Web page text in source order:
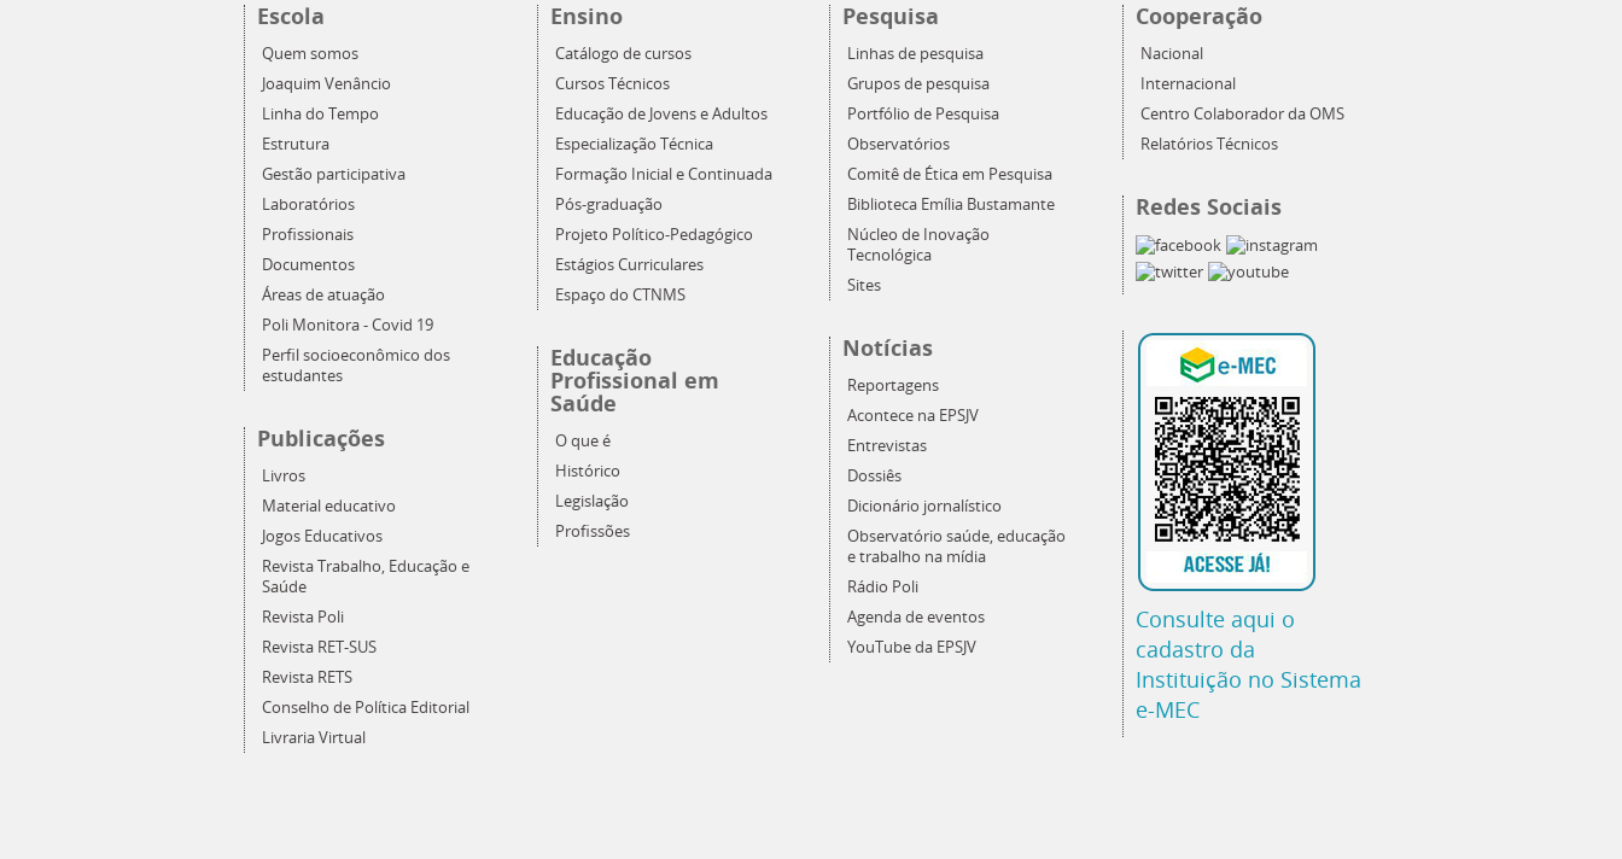
Escola
Quem somos
Joaquim Venâncio
Linha do Tempo
Estrutura
Gestão participativa
Laboratórios
Profissionais
Documentos
Áreas de atuação
Poli Monitora - Covid 19
Perfil socioeconômico dos
estudantes
Publicações
Livros
Material educativo
Jogos Educativos
Revista Trabalho, Educação e
Saúde
Revista Poli
Revista RET-SUS
Revista RETS
Conselho de Política Editorial
Livraria Virtual
Ensino
Catálogo de cursos
Cursos Técnicos
Educação de Jovens e Adultos
Especialização Técnica
Formação Inicial e Continuada
Pós-graduação
Projeto Político-Pedagógico
Estágios Curriculares
Espaço do CTNMS
Educação
Profissional em
Saúde
O que é
Histórico
Legislação
Profissões
Pesquisa
Linhas de pesquisa
Grupos de pesquisa
Portfólio de Pesquisa
Observatórios
Comitê de Ética em Pesquisa
Biblioteca Emília Bustamante
Núcleo de Inovação
Tecnológica
Sites
Notícias
Reportagens
Acontece na EPSJV
Entrevistas
Dossiês
Dicionário jornalístico
Observatório saúde, educação
e trabalho na mídia
Rádio Poli
Agenda de eventos
YouTube da EPSJV
Cooperação
Nacional
Internacional
Centro Colaborador da OMS
Relatórios Técnicos
Redes Sociais
Consulte aqui o
cadastro da
Instituição no Sistema
e-MEC